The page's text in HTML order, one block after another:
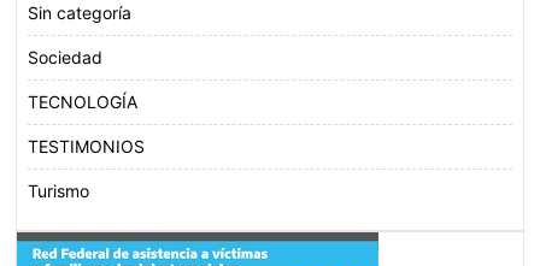
Sin categoría
Sociedad
TECNOLOGÍA
TESTIMONIOS
Turismo